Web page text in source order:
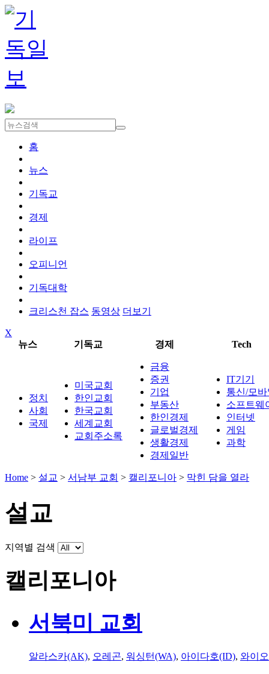
홈
뉴스
기독교
경제
라이프
오피니언
기독대학
크리스천 잡스 동영상 더보기
X
뉴스
기독교 경제 Tech
정치
사회
국제
미국교회
한인교회
한국교회
세계교회
교회주소록
금융
증권
기업
부동산
한인경제
글로벌경제
생활경제
경제일반
IT기기
통신/모
소프트웨
인터넷
게임
과학
Home > 설교 > 서남부 교회 > 캘리포니아 > 막힌 담을 열라
설교
지역별 검색
캘리포니아
서북미 교회
알라스카(AK), 오레곤, 워싱턴(WA), 아이다호(ID), 와이